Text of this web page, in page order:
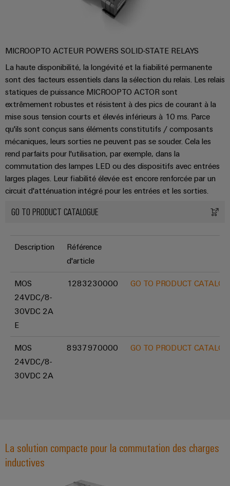
transition
énergétique
Énergie
éolienne
Excellence
opérationnelle
dans
le
domaine
de
l'énergie
éolienne
de
distribution
Service
d'assemblage
Rails
de
raccordement
équipés
modifiés
équipés
Assemblage
câbles
spécifiques
produits
MICROOPTO ACTEUR POWERS SOLID-STATE RELAYS
La haute disponibilité, la longévité et la fiabilité permanente
sont des facteurs essentiels dans la sélection du relais. Les relais
statiques de puissance MICROOPTO ACTOR sont
extrêmement robustes et résistent à des pics de courant à la
mise sous tension courts et élevés inférieurs à 10 ms. Parce
qu'ils sont conçus sans éléments constitutifs / composants
mécaniques, leurs sorties ne peuvent pas se souder. Cela les
rend parfaits pour l'utilisation, par exemple, dans la
commutation des lampes LED ou des dispositifs avec entrées
larges plages. Leur fiabilité élevée est encore renforcée par un
circuit d'atténuation intégré pour les entrées et les sorties.
GO TO PRODUCT CATALOGUE
Description
Référence
d'article
MOS
24VDC/8-
30VDC 2A
E
1283230000 GO TO PRODUCT
MOS
24VDC/8-
30VDC 2A
8937970000 GO TO PRODUCT
La solution compacte pour la commutation des charges
inductives